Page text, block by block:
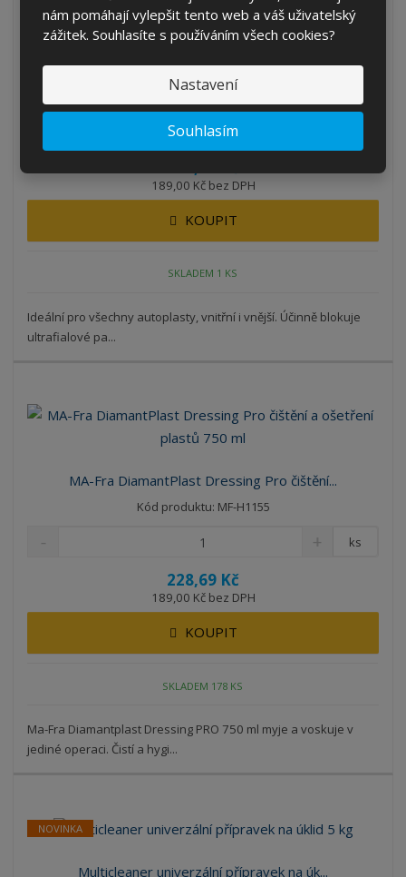
nám pomáhají vylepšit tento web a váš uživatelský
zážitek. Souhlasíte s používáním všech cookies?
Nastavení
Souhlasím
MANIAC LINE All Round Plastic Protectant...
Kód produktu: MF-84
189,00 Kč bez DPH
KOUPIT
SKLADEM 1 KS
Ideální pro všechny autoplasty, vnitřní i vnější. Účinně blokuje
ultrafialové pa...
MA-Fra DiamantPlast Dressing Pro čištění...
Kód produktu: MF-H1155
228,69 Kč
189,00 Kč bez DPH
ks
KOUPIT
SKLADEM 178 KS
Ma-Fra Diamantplast Dressing PRO 750 ml myje a voskuje v
jediné operaci. Čistí a hygi...
NOVINKA
Multicleaner univerzální přípravek na úk...